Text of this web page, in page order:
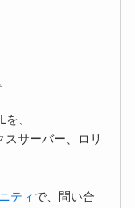
、
サーバー、ロリ
ティ で、問い合